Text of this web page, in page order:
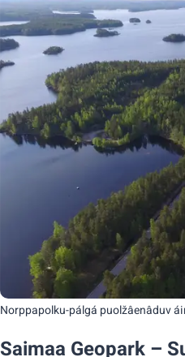
Saimaa Geopark –
Norppapolku-pálgá puolžâenâduv